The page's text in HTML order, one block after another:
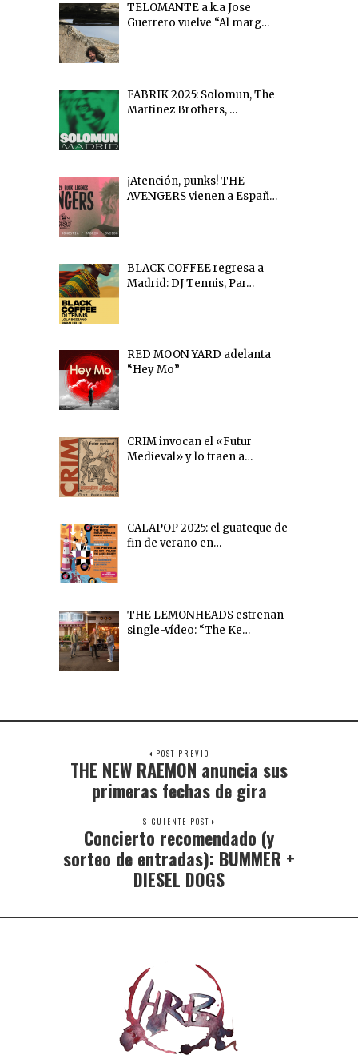
TELOMANTE a.k.a Jose
Guerrero vuelve “Al marg…
FABRIK 2025: Solomun, The
Martinez Brothers, …
¡Atención, punks! THE
AVENGERS vienen a Españ…
BLACK COFFEE regresa a
Madrid: DJ Tennis, Par…
RED MOON YARD adelanta
“Hey Mo”
CRIM invocan el «Futur
Medieval» y lo traen a…
CALAPOP 2025: el guateque de
fin de verano en…
THE LEMONHEADS estrenan
single-vídeo: “The Ke…
POST PREVIO
THE NEW RAEMON anuncia sus
primeras fechas de gira
SIGUIENTE POST
Concierto recomendado (y
sorteo de entradas): BUMMER +
DIESEL DOGS